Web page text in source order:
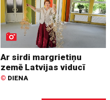
Ar sirdi margrietiņu
zemē Latvijas viducī
© DIENA